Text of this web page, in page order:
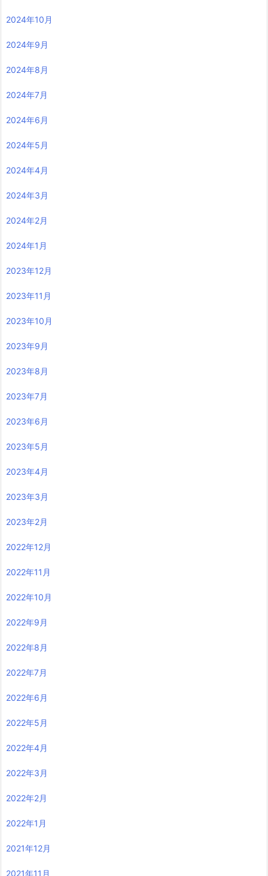
2024年10月
2024年9月
2024年8月
2024年7月
2024年6月
2024年5月
2024年4月
2024年3月
2024年2月
2024年1月
2023年12月
2023年11月
2023年10月
2023年9月
2023年8月
2023年7月
2023年6月
2023年5月
2023年4月
2023年3月
2023年2月
2022年12月
2022年11月
2022年10月
2022年9月
2022年8月
2022年7月
2022年6月
2022年5月
2022年4月
2022年3月
2022年2月
2022年1月
2021年12月
2021年11月